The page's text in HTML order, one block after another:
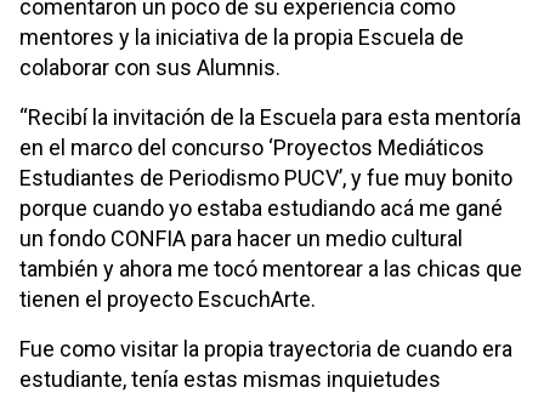
comentaron un poco de su experiencia como
mentores y la iniciativa de la propia Escuela de
colaborar con sus Alumnis.
“Recibí la invitación de la Escuela para esta mentoría
en el marco del concurso ‘Proyectos Mediáticos
Estudiantes de Periodismo PUCV’, y fue muy bonito
porque cuando yo estaba estudiando acá me gané
un fondo CONFIA para hacer un medio cultural
también y ahora me tocó mentorear a las chicas que
tienen el proyecto EscuchArte.
Fue como visitar la propia trayectoria de cuando era
estudiante, tenía estas mismas inquietudes